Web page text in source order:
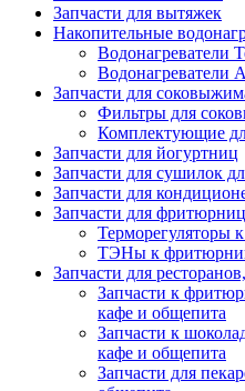
Запчасти для вытяжек
Накопительные
Водонагреватели
Водонагреватели
Запчасти для
Фильтры для
Комплектующие
Запчасти для йогуртниц
Запчасти для сушилок
Запчасти для
Запчасти для фритюрниц
Терморегуляторы
ТЭНы к
Запчасти для
Запчасти к
кафе и общепита
Запчасти к
кафе и общепита
Запчасти для